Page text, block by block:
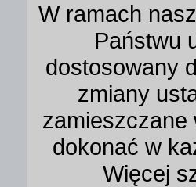
W ramach
Państwu
dostosowany
zmiany
zamieszczane
dokonać w
Więcej